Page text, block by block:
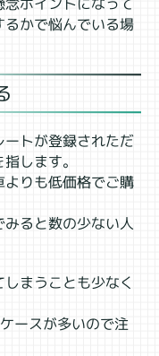
かで悩んでいる場
トが登録されただ
します。
りも低価格でご購
ると数の少ない人
まうことも少なく
ースが多いので注